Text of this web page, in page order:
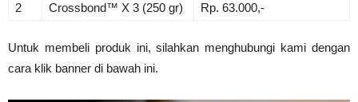
2
Crossbond™ X 3 (250 gr) Rp. 63.000,-
Untuk membeli produk ini, silahkan menghubungi kami dengan
cara klik banner di bawah ini.